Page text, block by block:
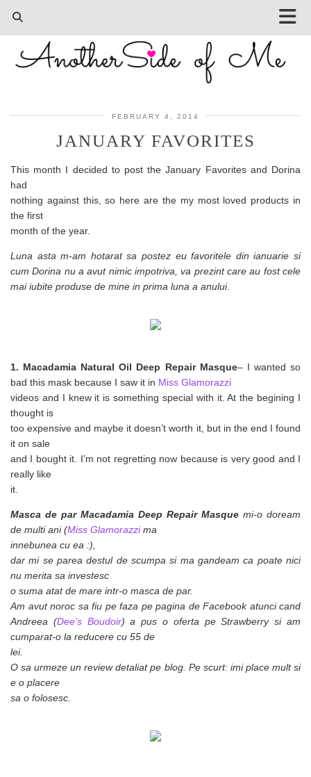
FEBRUARY 4, 2014
JANUARY FAVORITES
This month I decided to post the January Favorites and Dorina
had
nothing against this, so here are the my most loved products in
the first
month of the year.
Luna asta m-am hotarat sa postez eu favoritele din ianuarie si
cum Dorina nu a avut nimic impotriva, va prezint care au fost cele
mai iubite produse de mine in prima luna a anului.
1. Macadamia Natural Oil Deep Repair Masque– I wanted so
bad this mask because I saw it in Miss Glamorazzi
videos and I knew it is something special with it. At the begining I
thought is
too expensive and maybe it doesn’t worth it, but in the end I found
it on sale
and I bought it. I’m not regretting now because is very good and I
really like
it.
Masca de par Macadamia Deep Repair Masque mi-o doream
de multi ani (Miss Glamorazzima
innebunea cu ea :),
dar mi se parea destul de scumpa si ma gandeam ca poate nici
nu merita sa investesc
o suma atat de mare intr-o masca de par.
Am avut noroc sa fiu pe faza pe pagina de Facebook atunci cand
Andreea (Dee’s Boudoir) a pus o oferta pe Strawberry si am
cumparat-o la reducere cu 55 de
lei.
O sa urmeze un review detaliat pe blog. Pe scurt: imi place mult si
e o placere
sa o folosesc.